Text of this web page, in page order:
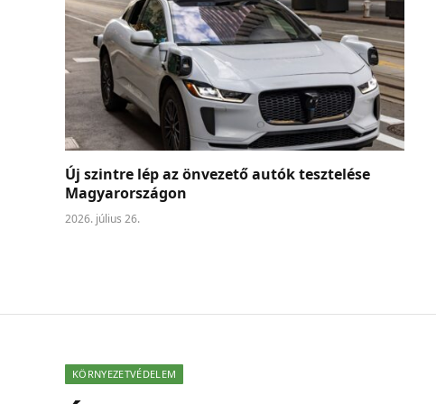
Új szintre lép az önvezető autók tesztelése
Magyarországon
2026. július 26.
KÖRNYEZETVÉDELEM